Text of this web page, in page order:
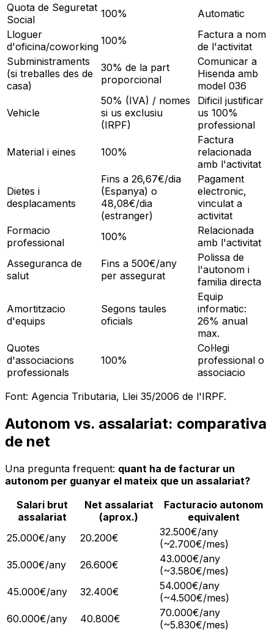
Quota de Seguretat
Social
100%
Automatic
Lloguer
d'oficina/coworking 100%
Factura a nom
de l'activitat
Subministraments
(si treballes des de
casa)
30% de la part
proporcional
Comunicar a
Hisenda amb
model 036
Vehicle
50% (IVA) / nomes
si us exclusiu
(IRPF)
Dificil justificar
us 100%
professional
Material i eines 100%
Factura
relacionada
amb l'activitat
Dietes i
desplacaments
Fins a 26,67€/dia
(Espanya) o
48,08€/dia
(estranger)
Pagament
electronic,
vinculat a
activitat
Formacio
professional
100%
Relacionada
amb l'activitat
Asseguranca de
salut
Fins a 500€/any
per assegurat
Polissa de
l'autonom i
familia directa
Amortitzacio
d'equips
Segons taules
oficials
Equip
informatic:
26% anual
max.
Quotes
d'associacions
professionals
100%
Col·legi
professional o
associacio
Font: Agencia Tributaria, Llei 35/2006 de l'IRPF.
Autonom vs. assalariat: comparativa
de net
Una pregunta frequent: quant ha de facturar un
autonom per guanyar el mateix que un assalariat?
Salari brut
assalariat
Net assalariat
(aprox.)
Facturacio autonom
equivalent
25.000€/any
20.200€
32.500€/any
(~2.700€/mes)
35.000€/any
26.600€
43.000€/any
(~3.580€/mes)
45.000€/any
32.400€
54.000€/any
(~4.500€/mes)
60.000€/any
40.800€
70.000€/any
(~5.830€/mes)